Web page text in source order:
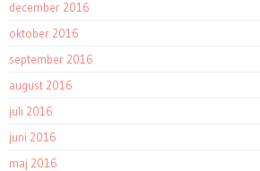
december 2016
oktober 2016
september 2016
august 2016
juli 2016
juni 2016
maj 2016